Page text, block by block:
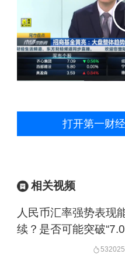
打开第一财
相关视频
人民币汇率强势表现
续？是否可能突破
53